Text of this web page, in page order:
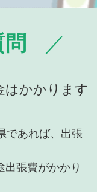
はかかります
であれば、出張
張費がかかり